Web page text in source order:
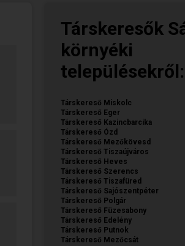
Társkeresők
környéki
településekről:
Társkereső Miskolc
Társkereső Eger
Társkereső Kazincbarcika
Társkereső Ózd
Társkereső Mezőkövesd
Társkereső Tiszaújváros
Társkereső Heves
Társkereső Szerencs
Társkereső Tiszafüred
Társkereső Sajószentpéter
Társkereső Polgár
Társkereső Füzesabony
Társkereső Edelény
Társkereső Putnok
Társkereső Mezőcsát